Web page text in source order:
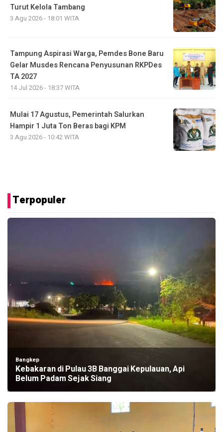
Turut Kelola Tambang
3 Agu 2026 - 18:01 WITA
Tampung Aspirasi Warga, Pemdes Bone Baru
Gelar Musdes Rencana Penyusunan RKPDes
TA 2027
14 Jul 2026 - 18:37 WITA
Mulai 17 Agustus, Pemerintah Salurkan
Hampir 1 Juta Ton Beras bagi KPM
3 Agu 2026 - 10:42 WITA
Terpopuler
Bangkep
Kebakaran di Pulau 3B Banggai Kepulauan, Api
Belum Padam Sejak Siang